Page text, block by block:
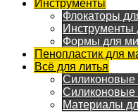
Инструменты
Флокаторы
Инструменты
Формы для
Пенопластик для
Всё для литья
Силиконовые
Материалы